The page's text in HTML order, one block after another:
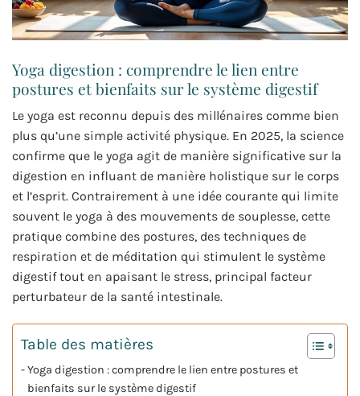
Yoga digestion : comprendre le lien entre
postures et bienfaits sur le système digestif
Le yoga est reconnu depuis des millénaires comme bien
plus qu’une simple activité physique. En 2025, la science
confirme que le yoga agit de manière significative sur la
digestion en influant de manière holistique sur le corps
et l’esprit. Contrairement à une idée courante qui limite
souvent le yoga à des mouvements de souplesse, cette
pratique combine des postures, des techniques de
respiration et de méditation qui stimulent le système
digestif tout en apaisant le stress, principal facteur
perturbateur de la santé intestinale.
Table des matières
Yoga digestion : comprendre le lien entre postures et
bienfaits sur le système digestif